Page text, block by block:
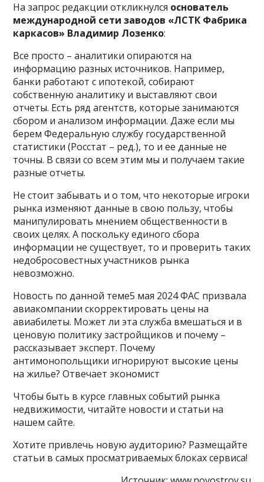
На запрос редакции откликнулся основатель
международной сети заводов «ЛСТК Фабрика
каркасов» Владимир Лозенко:
Все просто – аналитики опираются на
информацию разных источников. Например,
банки работают с ипотекой, собирают
собственную аналитику и выставляют свои
отчеты. Есть ряд агентств, которые занимаются
сбором и анализом информации. Даже если мы
берем Федеральную службу государственной
статистики (Росстат – ред.), то и ее данные не
точны. В связи со всем этим мы и получаем такие
разные отчеты.
Не стоит забывать и о том, что некоторые игроки
рынка изменяют данные в свою пользу, чтобы
манипулировать мнением общественности в
своих целях. А поскольку единого сбора
информации не существует, то и проверить таких
недобросовестных участников рынка
невозможно.
Новость по данной теме5 мая 2024 ФАС призвала
авиакомпании скорректировать цены на
авиабилеты. Может ли эта служба вмешаться и в
ценовую политику застройщиков и почему –
рассказывает эксперт. Почему
антимонопольщики игнорируют высокие цены
на жилье? Отвечает экономист
Чтобы быть в курсе главных событий рынка
недвижимости, читайте новости и статьи на
нашем сайте.
Хотите привлечь новую аудиторию? Размещайте
статьи в самых просматриваемых блоках сервиса!